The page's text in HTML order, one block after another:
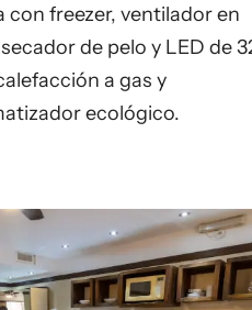
freezer, ventilador en
de pelo y LED de
a gas y
ecológico.